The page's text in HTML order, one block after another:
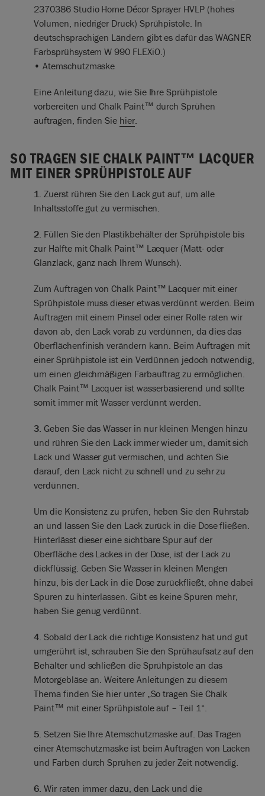
2370386 Studio Home Décor Sprayer HVLP (hohes
Volumen, niedriger Druck) Sprühpistole. In
deutschsprachigen Ländern gibt es dafür das WAGNER
Farbsprühsystem W 990 FLEXiO.)
• Atemschutzmaske
Eine Anleitung dazu, wie Sie Ihre Sprühpistole
vorbereiten und Chalk Paint™ durch Sprühen
auftragen, finden Sie hier.
SO TRAGEN SIE CHALK PAINT™ LACQUER
MIT EINER SPRÜHPISTOLE AUF
1. Zuerst rühren Sie den Lack gut auf, um alle
Inhaltsstoffe gut zu vermischen.
2. Füllen Sie den Plastikbehälter der Sprühpistole bis
zur Hälfte mit Chalk Paint™ Lacquer (Matt- oder
Glanzlack, ganz nach Ihrem Wunsch).
Zum Auftragen von Chalk Paint™ Lacquer mit einer
Sprühpistole muss dieser etwas verdünnt werden. Beim
Auftragen mit einem Pinsel oder einer Rolle raten wir
davon ab, den Lack vorab zu verdünnen, da dies das
Oberflächenfinish verändern kann. Beim Auftragen mit
einer Sprühpistole ist ein Verdünnen jedoch notwendig,
um einen gleichmäßigen Farbauftrag zu ermöglichen.
Chalk Paint™ Lacquer ist wasserbasierend und sollte
somit immer mit Wasser verdünnt werden.
3. Geben Sie das Wasser in nur kleinen Mengen hinzu
und rühren Sie den Lack immer wieder um, damit sich
Lack und Wasser gut vermischen, und achten Sie
darauf, den Lack nicht zu schnell und zu sehr zu
verdünnen.
Um die Konsistenz zu prüfen, heben Sie den Rührstab
an und lassen Sie den Lack zurück in die Dose fließen.
Hinterlässt dieser eine sichtbare Spur auf der
Oberfläche des Lackes in der Dose, ist der Lack zu
dickflüssig. Geben Sie Wasser in kleinen Mengen
hinzu, bis der Lack in die Dose zurückfließt, ohne dabei
Spuren zu hinterlassen. Gibt es keine Spuren mehr,
haben Sie genug verdünnt.
4. Sobald der Lack die richtige Konsistenz hat und gut
umgerührt ist, schrauben Sie den Sprühaufsatz auf den
Behälter und schließen die Sprühpistole an das
Motorgebläse an. Weitere Anleitungen zu diesem
Thema finden Sie hier unter „So tragen Sie Chalk
Paint™ mit einer Sprühpistole auf – Teil 1“.
5. Setzen Sie Ihre Atemschutzmaske auf. Das Tragen
einer Atemschutzmaske ist beim Auftragen von Lacken
und Farben durch Sprühen zu jeder Zeit notwendig.
6. Wir raten immer dazu, den Lack und die